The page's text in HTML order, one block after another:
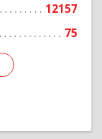
12157
75